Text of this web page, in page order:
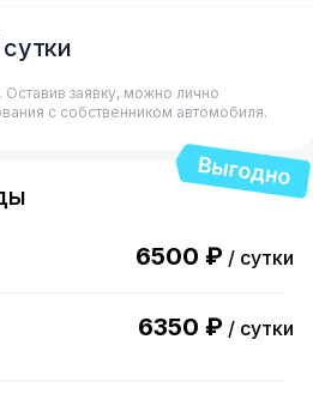
Оставив заявку, можно лично
с собственником автомобиля.
6500 ₽ / сутки
6350 ₽ / сутки